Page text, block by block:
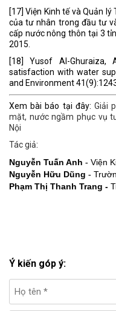
[17] Viện Kinh tế và Quản
của tư nhân trong đầu tư
cấp nước nông thôn tại 3
2015.
[18] Yusof Al-Ghuraiza,
satisfaction with water
and Environment
Xem bài báo tại đây: Giải
mặt, nước ngầm phục vụ
Nội
Tác giả:
Nguyễn Tuấn Anh - Viện
Nguyễn Hữu Dũng -
Phạm Thị Thanh Trang -
Ý kiến góp ý: